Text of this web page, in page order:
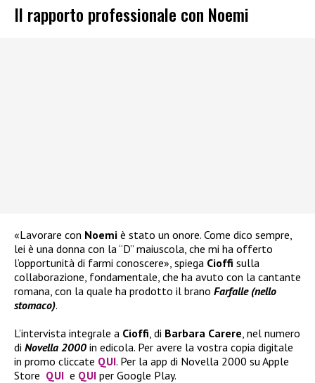
Il rapporto professionale con Noemi
«Lavorare con Noemi è stato un onore. Come dico sempre,
lei è una donna con la “D” maiuscola, che mi ha offerto
l’opportunità di farmi conoscere», spiega Cioffi sulla
collaborazione, fondamentale, che ha avuto con la cantante
romana, con la quale ha prodotto il brano Farfalle (nello
stomaco).
L’intervista integrale a Cioffi , di Barbara Carere , nel numero
di Novella 2000 in edicola. Per avere la vostra copia digitale
in promo cliccate QUI. Per la app di Novella 2000 su Apple
Store QUI e QUI per Google Play.